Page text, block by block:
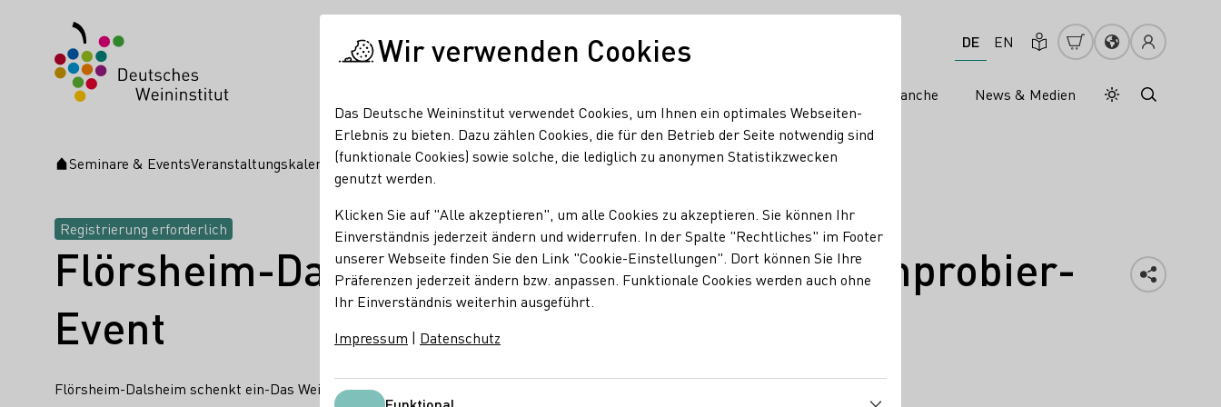
DE EN
Weinbranche News & Medien Tagesmodus
Nachtmodus
Startseite
Seminare & EventsVeranstaltungskalenderFlörsheim-Dalsheim schenkt ein -Das Weinprobier-Event
Flörsheim-Dalsheim schenkt ein -Das Weinprobier-
Event
Registrierung erforderlich
Flörsheim-Dalsheim schenkt ein-Das Weinprobier-Event
Wir verwenden Cookies
Das Deutsche Weininstitut verwendet Cookies, um Ihnen ein optimales Webseiten-
Erlebnis zu bieten. Dazu zählen Cookies, die für den Betrieb der Seite notwendig sind
(funktionale Cookies) sowie solche, die lediglich zu anonymen Statistikzwecken
genutzt werden.
Klicken Sie auf "Alle akzeptieren", um alle Cookies zu akzeptieren. Sie können Ihr
Einverständnis jederzeit ändern und widerrufen. In der Spalte "Rechtliches" im Footer
unserer Webseite finden Sie den Link "Cookie-Einstellungen". Dort können Sie Ihre
Präferenzen jederzeit ändern bzw. anpassen. Funktionale Cookies werden auch ohne
Ihr Einverständnis weiterhin ausgeführt.
Impressum | Datenschutz